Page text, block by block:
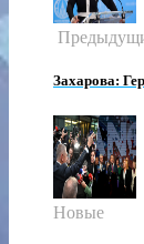
Захарова:
Новые